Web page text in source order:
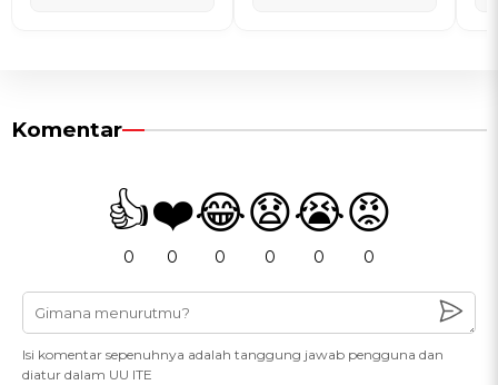
Komentar
👍
0
❤️
0
😂
0
😧
0
😭
0
😡
0
Isi komentar sepenuhnya adalah tanggung jawab pengguna dan
diatur dalam UU ITE